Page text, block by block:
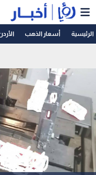
الرئيسية أسعار الذهب